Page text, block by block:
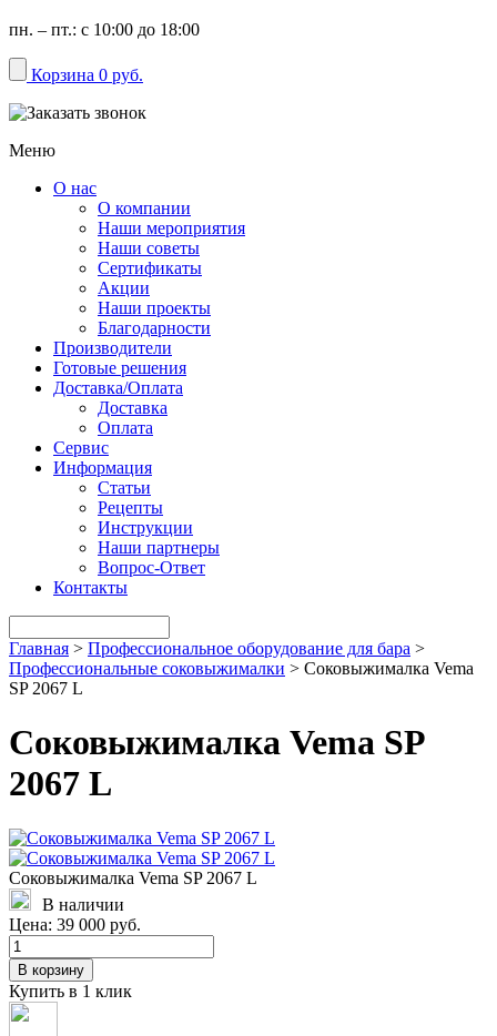
пн. – пт.: с 10:00 до 18:00
Корзина 0 руб.
Меню
О нас
О компании
Наши мероприятия
Наши советы
Сертификаты
Акции
Наши проекты
Благодарности
Производители
Готовые решения
Доставка/Оплата
Доставка
Оплата
Сервис
Информация
Статьи
Рецепты
Инструкции
Наши партнеры
Вопрос-Ответ
Контакты
Главная > Профессиональное оборудование для бара >
Профессиональные соковыжималки > Соковыжималка Vema
SP 2067 L
Соковыжималка Vema SP
2067 L
Соковыжималка Vema SP 2067 L
В наличии
Цена: 39 000 руб.
В корзину
Купить в 1 клик